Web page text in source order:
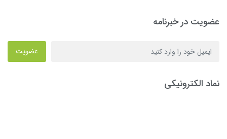
عضویت در خبرنامه
عضویت
نماد الکترونیکی